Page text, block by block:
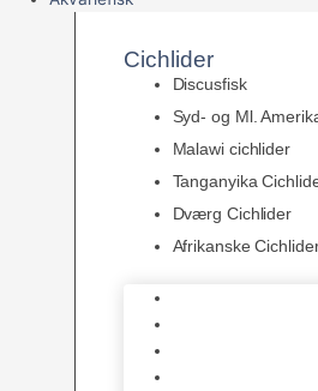
Cichlider
Discusfisk
Syd- og Ml.
Malawi cichlider
Tanganyika
Dværg Cichlider
Afrikanske